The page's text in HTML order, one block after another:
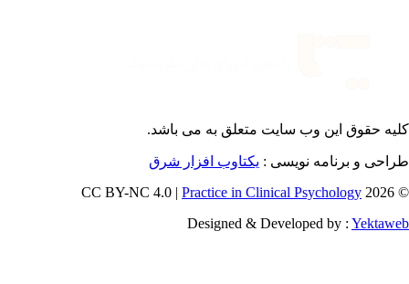
حقوق این وب سایت متعلق بهمی باشد.
و برنامه نویسی : یکتاوب افزار شرق
©
Practice in Clinical Psychology
Designed & Developed by :